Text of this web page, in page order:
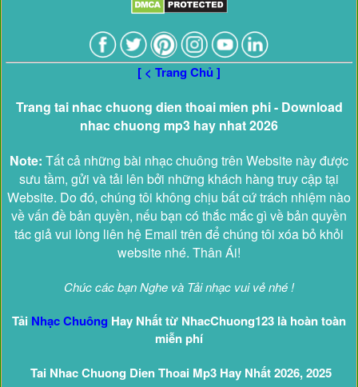
[ < Trang Chủ ]
Trang tai nhac chuong dien thoai mien phi - Download
nhac chuong mp3 hay nhat 2026
Note: Tất cả những bài nhạc chuông trên Website này được
sưu tầm, gửi và tải lên bởi những khách hàng truy cập tại
Website. Do đó, chúng tôi không chịu bất cứ trách nhiệm nào
về vấn đề bản quyền, nếu bạn có thắc mắc gì về bản quyền
tác giả vui lòng liên hệ Email trên để chúng tôi xóa bỏ khỏi
website nhé. Thân Ái!
Chúc các bạn Nghe và Tải nhạc vui vẻ nhé !
Tải Nhạc Chuông Hay Nhất từ NhacChuong123 là hoàn toàn
miễn phí
Tai Nhac Chuong Dien Thoai Mp3 Hay Nhất 2026, 2025